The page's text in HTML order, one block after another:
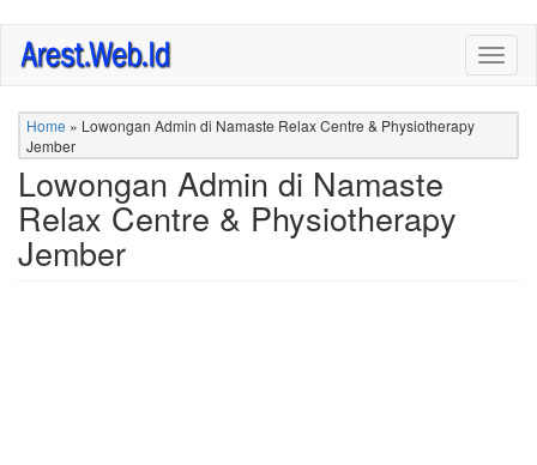
Skip
main
content
Home » Lowongan Admin di Namaste Relax Centre & Physiotherapy
Jember
Lowongan Admin di Namaste
Relax Centre & Physiotherapy
Jember